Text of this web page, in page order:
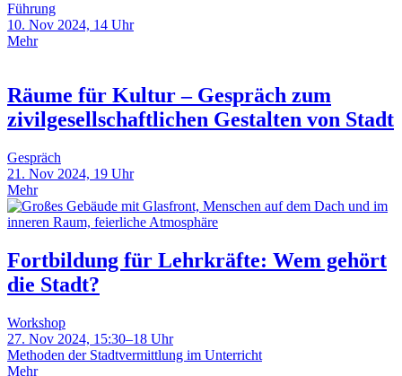
Führung
10. Nov 2024, 14 Uhr
Mehr
Räume für Kultur – Gespräch zum
zivilgesellschaftlichen Gestalten von Stadt
Gespräch
21. Nov 2024, 19 Uhr
Mehr
Fortbildung für Lehrkräfte: Wem gehört
die Stadt?
Workshop
27. Nov 2024, 15:30–18 Uhr
Methoden der Stadtvermittlung im Unterricht
Mehr